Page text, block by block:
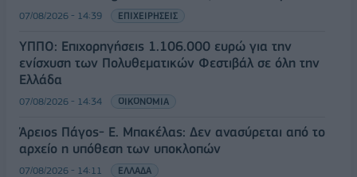
07/08/2026 - 14:39 ΕΠΙΧΕΙΡΗΣΕΙΣ
ΥΠΠΟ: Επιχορηγήσεις 1.106.000 ευρώ για την
ενίσχυση των Πολυθεματικών Φεστιβάλ σε όλη την
Ελλάδα
07/08/2026 - 14:34 ΟΙΚΟΝΟΜΙΑ
Άρειος Πάγος- Ε. Μπακέλας: Δεν ανασύρεται από το
αρχείο η υπόθεση των υποκλοπών
07/08/2026 - 14:11 ΕΛΛΑΔΑ